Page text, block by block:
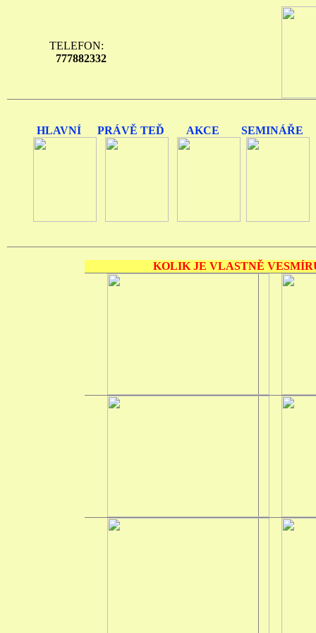
TELEFON:
777882332
HLAVNÍ PRÁVĚ TEĎ AKCE SEMINÁŘE
KOLIK JE VLASTNĚ